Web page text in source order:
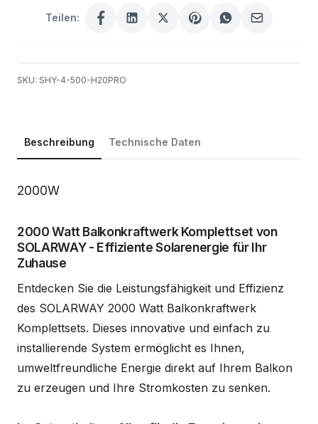
Teilen:
SKU: SHY-4-500-H20PRO
Beschreibung Technische Daten
Beschreibung
2000W
2000 Watt Balkonkraftwerk Komplettset von
SOLARWAY - Effiziente Solarenergie für Ihr
Zuhause
Entdecken Sie die Leistungsfähigkeit und Effizienz
des SOLARWAY 2000 Watt Balkonkraftwerk
Komplettsets. Dieses innovative und einfach zu
installierende System ermöglicht es Ihnen,
umweltfreundliche Energie direkt auf Ihrem Balkon
zu erzeugen und Ihre Stromkosten zu senken.